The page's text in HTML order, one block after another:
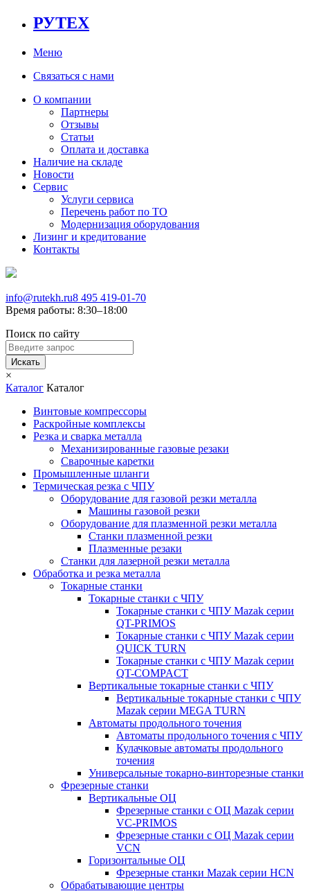
РУТЕХ
Меню
Связаться с нами
О компании
Партнеры
Отзывы
Статьи
Оплата и доставка
Наличие на складе
Новости
Сервис
Услуги сервиса
Перечень работ по ТО
Модернизация оборудования
Лизинг и кредитование
Контакты
info@rutekh.ru8 495 419-01-70
Время работы: 8:30–18:00
Поиск по сайту
Искать
×
Каталог Каталог
Винтовые компрессоры
Раскройные комплексы
Резка и сварка металла
Механизированные газовые резаки
Сварочные каретки
Промышленные шланги
Термическая резка с ЧПУ
Оборудование для газовой резки металла
Машины газовой резки
Оборудование для плазменной резки металла
Станки плазменной резки
Плазменные резаки
Станки для лазерной резки металла
Обработка и резка металла
Токарные станки
Токарные станки с ЧПУ
Токарные станки с ЧПУ Mazak серии
QT-PRIMOS
Токарные станки с ЧПУ Mazak серии
QUICK TURN
Токарные станки с ЧПУ Mazak серии
QT-COMPACT
Вертикальные токарные станки с ЧПУ
Вертикальные токарные станки с ЧПУ
Mazak серии MEGA TURN
Автоматы продольного точения
Автоматы продольного точения с ЧПУ
Кулачковые автоматы продольного
точения
Универсальные токарно-винторезные станки
Фрезерные станки
Вертикальные ОЦ
Фрезерные станки с ОЦ Mazak серии
VC-PRIMOS
Фрезерные станки с ОЦ Mazak серии
VCN
Горизонтальные ОЦ
Фрезерные станки Mazak серии HCN
Обрабатывающие центры